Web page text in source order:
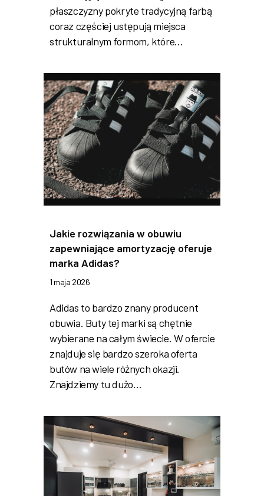
płaszczyzny pokryte tradycyjną farbą
coraz częściej ustępują miejsca
strukturalnym formom, które…
Jakie rozwiązania w obuwiu
zapewniające amortyzację oferuje
marka Adidas?
1 maja 2026
Adidas to bardzo znany producent
obuwia. Buty tej marki są chętnie
wybierane na całym świecie. W ofercie
znajduje się bardzo szeroka oferta
butów na wiele różnych okazji.
Znajdziemy tu dużo…